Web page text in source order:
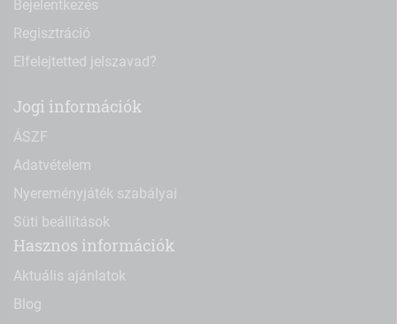
Bejelentkezés
Regisztráció
Elfelejtetted jelszavad?
Jogi információk
ÁSZF
Adatvételem
Nyereményjáték szabályai
Süti beállítások
Hasznos információk
Aktuális ajánlatok
Blog